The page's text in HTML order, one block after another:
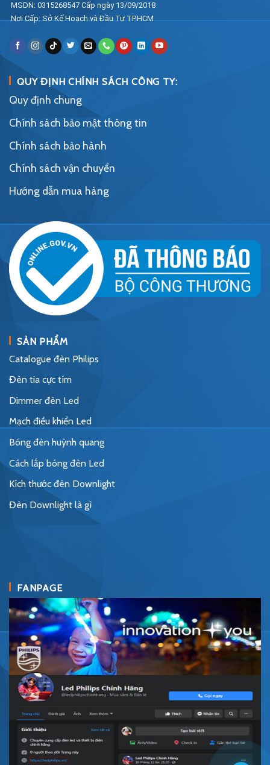
MSDN: 0315268547 Cấp ngày 13/09/2018
Nơi Cấp: Sở Kế Hoạch và Đầu Tư TP.HCM
QUY ĐỊNH CHÍNH SÁCH CÔNG TY:
Quy định chung
Chính sách bảo mật thông tin
Chính sách bảo hành
Chính sách vận chuyển
Hướng dẫn mua hàng
SẢN PHẨM
Catalogue đèn Philips
Đèn tia cực tím
Dimmer đèn Led
Mạch điều khiển Led
Bóng đèn huỳnh quang
Cách lắp bóng đèn Led
Kích thước đèn Downlight
Đèn Downlight là gì
FANPAGE